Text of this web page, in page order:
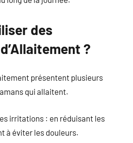
des
?
présentent plusieurs
qui allaitent.
irritations : en réduisant les
à éviter les douleurs.